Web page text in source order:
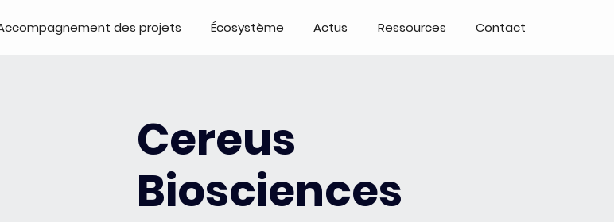
des projets Écosystème Actus Ressources Contact
Cereus
Biosciences